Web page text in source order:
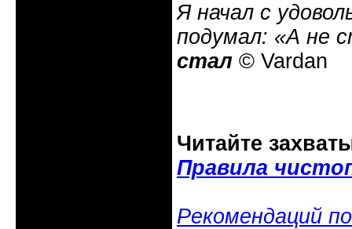
Я начал с
подумал: «А не
стал © Vardan
Читайте
Правила
Рекомендаций